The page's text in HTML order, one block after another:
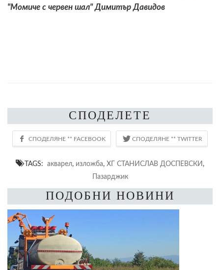
"Момиче с червен шал" Димитър Давидов
СПОДЕЛЕТЕ
TAGS: акварел, изложба, ХГ СТАНИСЛАВ ДОСПЕВСКИ ,
Пазарджик
ПОДОБНИ НОВИНИ